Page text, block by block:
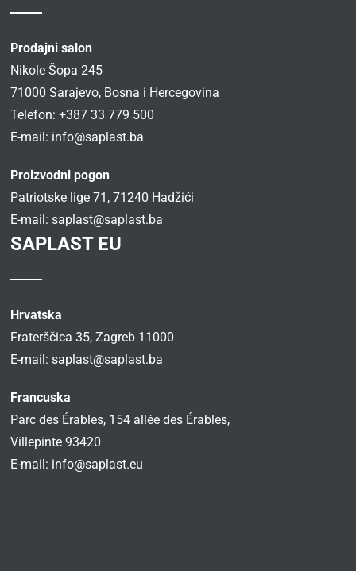
Prodajni salon
Nikole Šopa 245
71000 Sarajevo, Bosna i Hercegovina
Telefon: +387 33 779 500
E-mail: info@saplast.ba
Proizvodni pogon
Patriotske lige 71, 71240 Hadžići
E-mail:saplast@saplast.ba
SAPLAST EU
Hrvatska
Fraterščica 35, Zagreb 11000
E-mail:saplast@saplast.ba
Francuska
Parc des Érables, 154 allée des Érables,
Villepinte 93420
E-mail: info@saplast.eu